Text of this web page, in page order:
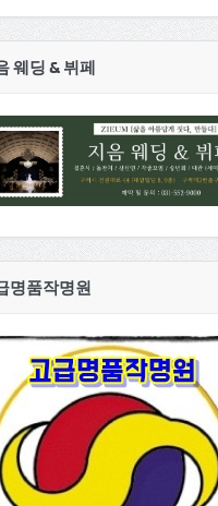
웨딩 & 뷔페
명품작명원